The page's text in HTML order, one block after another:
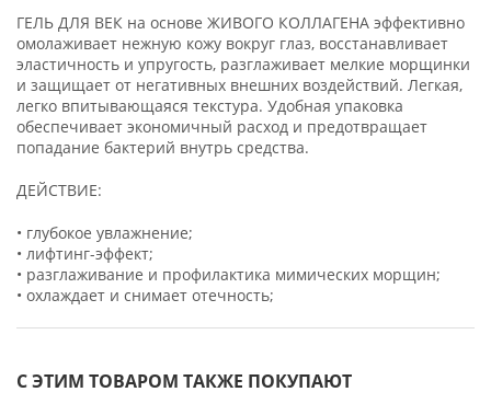
ГЕЛЬ ДЛЯ ВЕК на основе ЖИВОГО КОЛЛАГЕНА эффективно
омолаживает нежную кожу вокруг глаз, восстанавливает
эластичность и упругость, разглаживает мелкие морщинки
и защищает от негативных внешних воздействий. Легкая,
легко впитывающаяся текстура. Удобная упаковка
обеспечивает экономичный расход и предотвращает
попадание бактерий внутрь средства.
ДЕЙСТВИЕ:
• глубокое увлажнение;
• лифтинг-эффект;
• разглаживание и профилактика мимических морщин;
• охлаждает и снимает отечность;
С ЭТИМ ТОВАРОМ ТАКЖЕ ПОКУПАЮТ